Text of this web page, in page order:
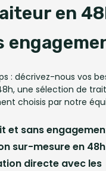
en
: décrivez-nous vos
une sélection de
choisis par notre
et sans
sur-mesure en 48h
directe avec les